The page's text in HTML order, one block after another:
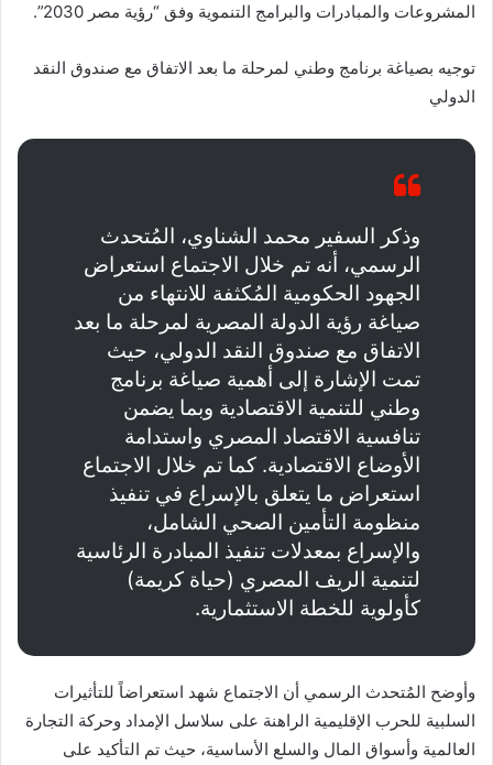
المشروعات والمبادرات والبرامج التنموية وفق “رؤية مصر 2030”.
توجيه بصياغة برنامج وطني لمرحلة ما بعد الاتفاق مع صندوق النقد
الدولي
وذكر السفير محمد الشناوي، المُتحدث
الرسمي، أنه تم خلال الاجتماع استعراض
الجهود الحكومية المُكثفة للانتهاء من
صياغة رؤية الدولة المصرية لمرحلة ما بعد
الاتفاق مع صندوق النقد الدولي، حيث
تمت الإشارة إلى أهمية صياغة برنامج
وطني للتنمية الاقتصادية وبما يضمن
تنافسية الاقتصاد المصري واستدامة
الأوضاع الاقتصادية. كما تم خلال الاجتماع
استعراض ما يتعلق بالإسراع في تنفيذ
منظومة التأمين الصحي الشامل،
والإسراع بمعدلات تنفيذ المبادرة الرئاسية
لتنمية الريف المصري (حياة كريمة)
كأولوية للخطة الاستثمارية.
وأوضح المُتحدث الرسمي أن الاجتماع شهد استعراضاً للتأثيرات
السلبية للحرب الإقليمية الراهنة على سلاسل الإمداد وحركة التجارة
العالمية وأسواق المال والسلع الأساسية، حيث تم التأكيد على